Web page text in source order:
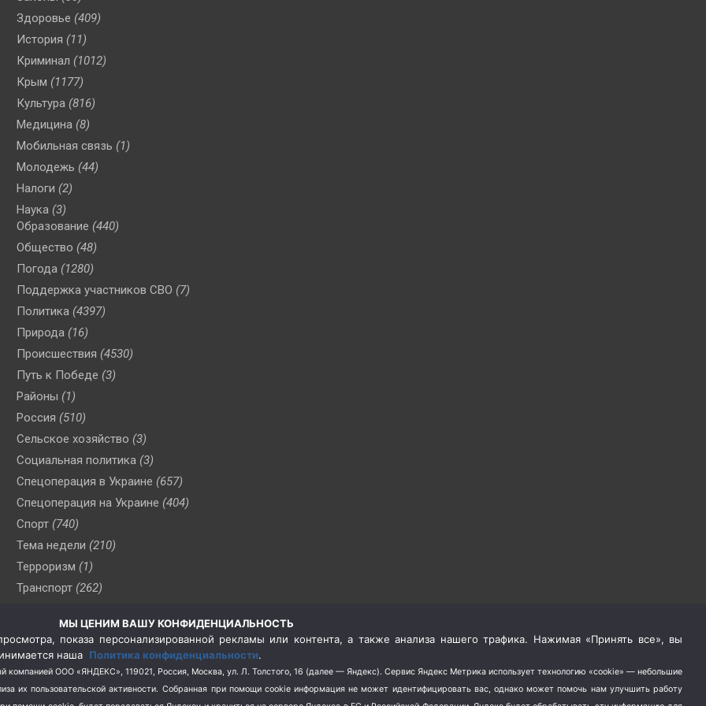
Здоровье (409)
История (11)
Криминал (1012)
Крым (1177)
Культура (816)
Медицина (8)
Мобильная связь (1)
Молодежь (44)
Налоги (2)
Наука (3)
Образование (440)
Общество (48)
Погода (1280)
Поддержка участников СВО (7)
Политика (4397)
Природа (16)
Происшествия (4530)
Путь к Победе (3)
Районы (1)
Россия (510)
Сельское хозяйство (3)
Социальная политика (3)
Спецоперация в Украине (657)
Спецоперация на Украине (404)
Спорт (740)
Тема недели (210)
Терроризм (1)
Транспорт (262)
(76)
Цены (2)
Школа и спорт (2)
Экология (8)
МЫ ЦЕНИМ ВАШУ КОНФИДЕНЦИАЛЬНОСТЬ
показа персонализированной рекламы или контента, а также анализа нашего трафика. Нажимая «Принять все», вы
наша Политика конфиденциальности.
компанией ООО «ЯНДЕКС», 119021, Россия, Москва, ул. Л. Толстого, 16 (далее — Яндекс). Сервис Яндекс Метрика использует технологию «cookie» — небольшие
их пользовательской активности. Собранная при помощи cookie информация не может идентифицировать вас, однако может помочь нам улучшить работу